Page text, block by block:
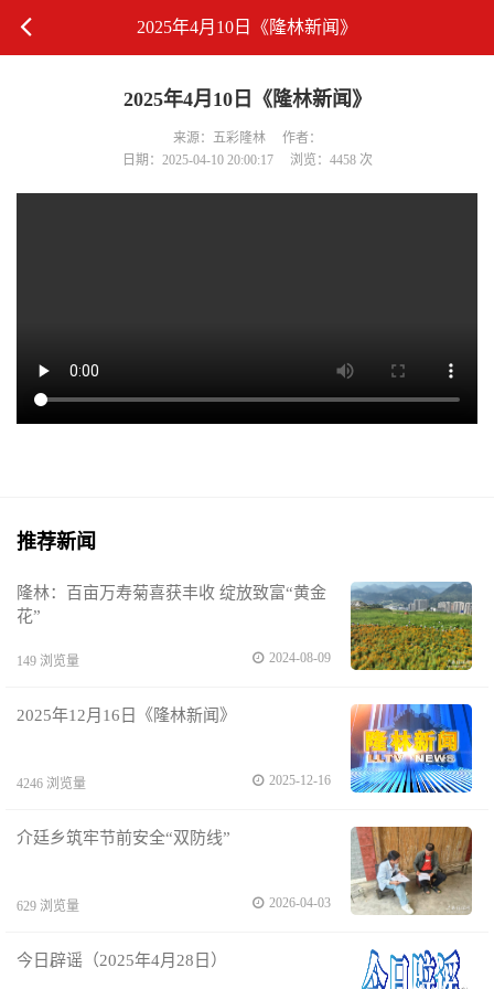
2025年4月10日《隆林新闻》
2025年4月10日《隆林新闻》
来源：五彩隆林
作者：
日期：2025-04-10 20:00:17
浏览：4458 次
推荐新闻
隆林：百亩万寿菊喜获丰收 绽放致富“黄金
花”
149 浏览量 2024-08-09
2025年12月16日《隆林新闻》
4246 浏览量 2025-12-16
介廷乡筑牢节前安全“双防线”
629 浏览量 2026-04-03
今日辟谣（2025年4月28日）